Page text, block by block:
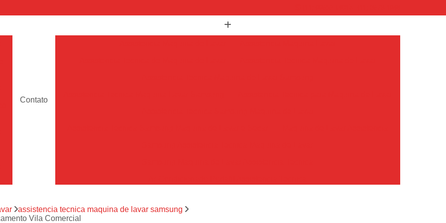
Contato
Assistencia Tecnica Ar Condicionado Portatil
assistencia tecnica maquina de lavar samsung
Vila Comercial